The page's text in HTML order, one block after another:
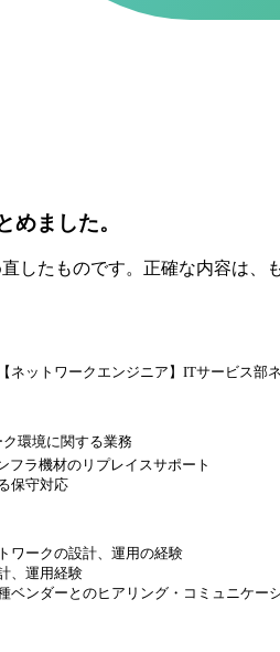
めました。
したものです。正確な内容は、
ネットワークエンジニア】ITサービス部
ク環境に関する業務
フラ機材のリプレイスサポート
保守対応
ワークの設計、運用の経験
、運用経験
ベンダーとのヒアリング・コミュニケー